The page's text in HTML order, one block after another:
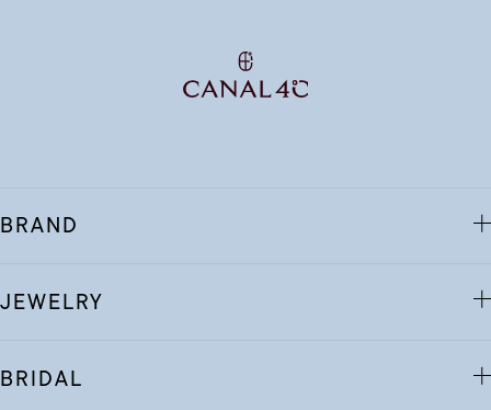
BRAND
JEWELRY
BRIDAL